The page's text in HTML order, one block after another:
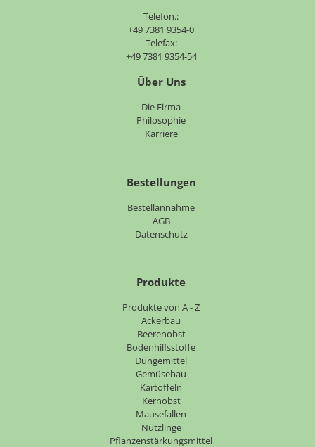
Telefon.:
+49 7381 9354-0
Telefax:
+49 7381 9354-54
Über Uns
Die Firma
Philosophie
Karriere
Bestellungen
Bestellannahme
AGB
Datenschutz
Produkte
Produkte von A - Z
Ackerbau
Beerenobst
Bodenhilfsstoffe
Düngemittel
Gemüsebau
Kartoffeln
Kernobst
Mausefallen
Nützlinge
Pflanzenstärkungsmittel